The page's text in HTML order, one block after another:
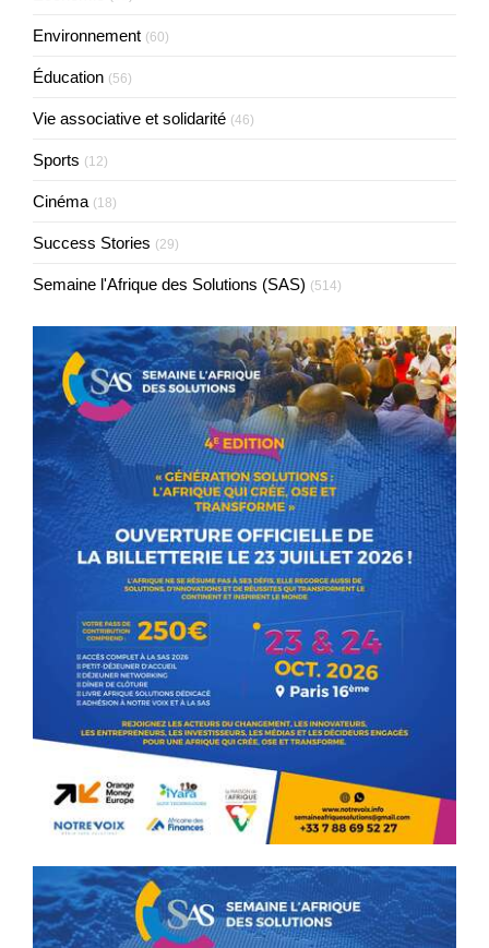
Environnement (60)
Éducation (56)
Vie associative et solidarité (46)
Sports (12)
Cinéma (18)
Success Stories (29)
Semaine l'Afrique des Solutions (SAS) (514)